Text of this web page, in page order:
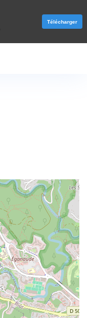
Télécharger